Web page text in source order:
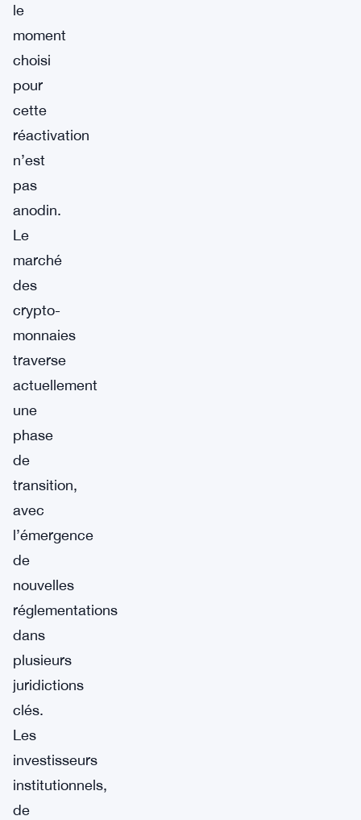
le
moment
choisi
pour
cette
réactivation
n’est
pas
anodin.
Le
marché
des
crypto-
monnaies
traverse
actuellement
une
phase
de
transition,
avec
l’émergence
de
nouvelles
réglementations
dans
plusieurs
juridictions
clés.
Les
investisseurs
institutionnels,
de